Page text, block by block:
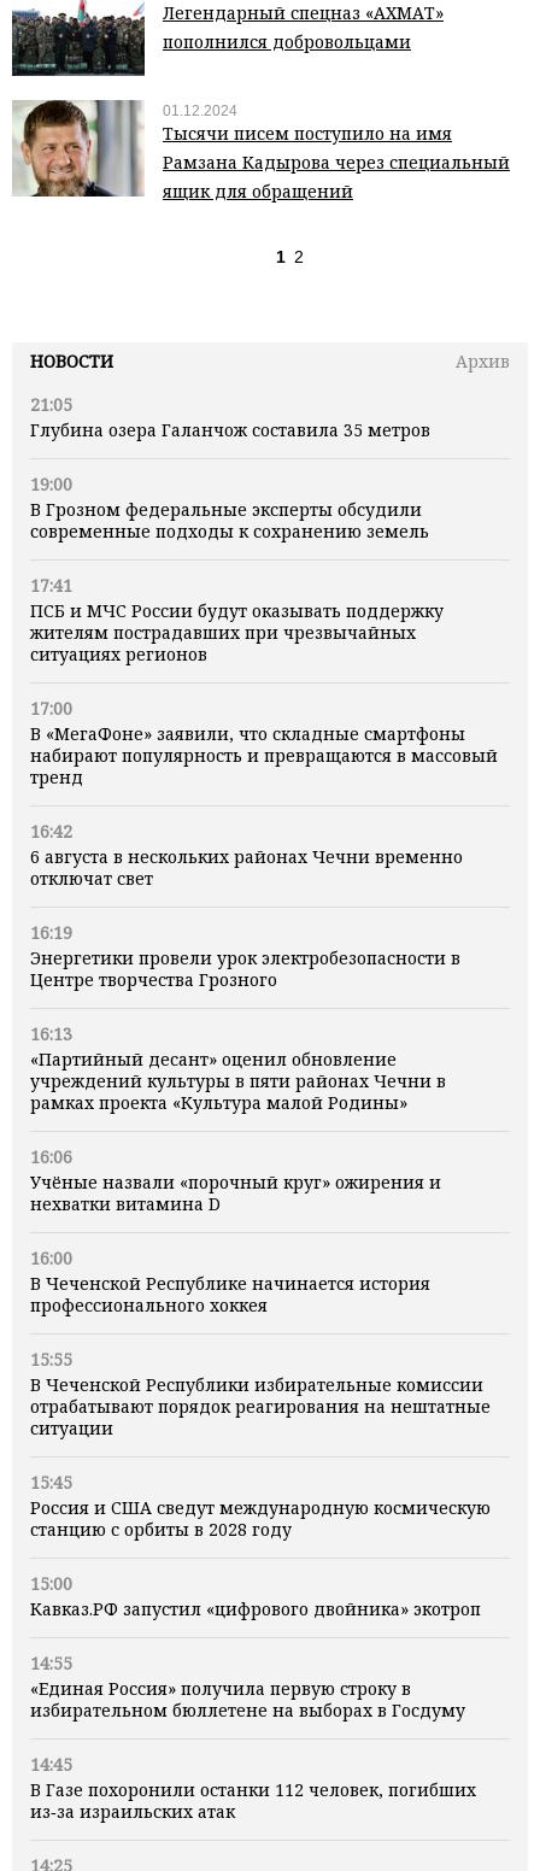
НОВОСТИ
Архив
21:05
Глубина озера Галанчож составила 35 метров
19:00
В Грозном федеральные эксперты обсудили
современные подходы к сохранению земель
17:41
ПСБ и МЧС России будут оказывать поддержку
жителям пострадавших при чрезвычайных
ситуациях регионов
17:00
В «МегаФоне» заявили, что складные смартфоны
набирают популярность и превращаются в массовый
тренд
16:42
6 августа в нескольких районах Чечни временно
отключат свет
16:19
Энергетики провели урок электробезопасности в
Центре творчества Грозного
16:13
«Партийный десант» оценил обновление
учреждений культуры в пяти районах Чечни в
рамках проекта «Культура малой Родины»
16:06
Учёные назвали «порочный круг» ожирения и
нехватки витамина D
16:00
В Чеченской Республике начинается история
профессионального хоккея
15:55
В Чеченской Республики избирательные комиссии
отрабатывают порядок реагирования на нештатные
ситуации
15:45
Россия и США сведут международную космическую
станцию с орбиты в 2028 году
15:00
Кавказ.РФ запустил «цифрового двойника» экотроп
14:55
«Единая Россия» получила первую строку в
избирательном бюллетене на выборах в Госдуму
14:45
В Газе похоронили останки 112 человек, погибших
из‑за израильских атак
14:25
Легендарный спецназ «АХМАТ»
пополнился добровольцами
01.12.2024
Тысячи писем поступило на имя
Рамзана Кадырова через специальный
ящик для обращений
1 2